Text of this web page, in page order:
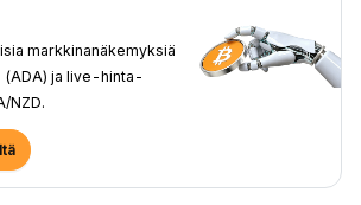
markkinanäkemyksiä
(ADA) ja live-hinta-
NZD.